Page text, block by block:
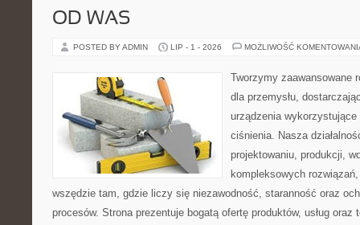
OD WAS
POSTED BY ADMIN LIP - 1 - 2026 MOŻLIWOŚĆ
Tworzymy zaawansowane
dla przemysłu,
urządzenia
ciśnienia. Nasza
projektowaniu, produkcji,
kompleksowych
wszędzie tam, gdzie liczy się niezawodność, staranność oraz
procesów. Strona prezentuje bogatą ofertę produktów, usług oraz